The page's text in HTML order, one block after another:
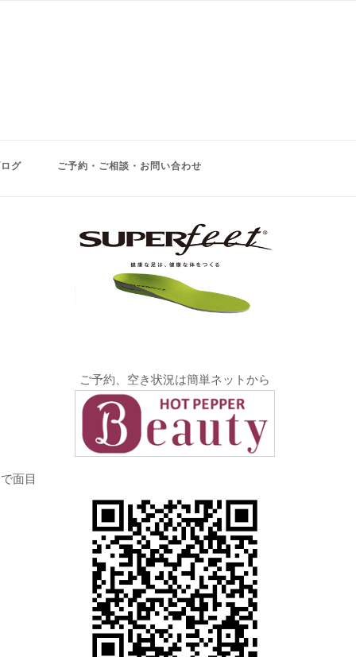
グ ご予約・ご相談・お問い合わせ
面目
ご予約、空き状況は簡単ネットから